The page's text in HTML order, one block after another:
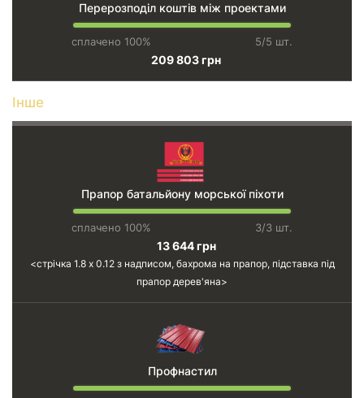
Перерозподіл коштів між проектами
сплачено 100% 5/5 шт.
209 803 грн
Інше
Прапор батальйону морської піхоти
сплачено 100% 3/3 шт.
13 644 грн
стрічка 1.8 х 0.12 з надписом, бахрома на прапор, підставка під
прапор дерев'яна
Профнастил